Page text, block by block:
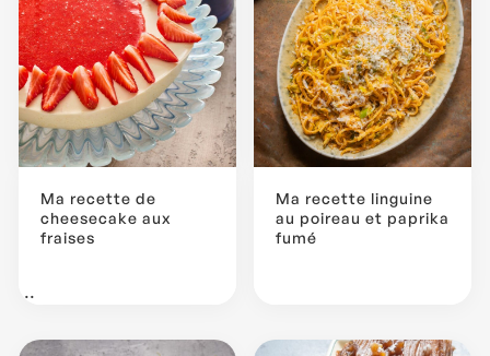
Ma recette de
cheesecake aux
fraises
...
Ma recette linguine
au poireau et paprika
fumé